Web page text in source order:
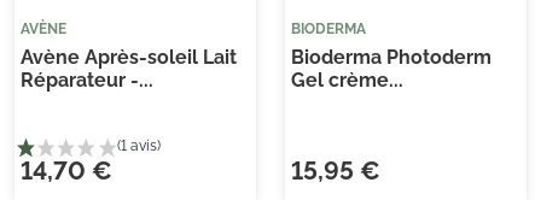
AVÈNE
Avène Après-soleil Lait
Réparateur -...
14,70 €
BIODERMA
Bioderma Photoderm
Gel crème...
15,95 €